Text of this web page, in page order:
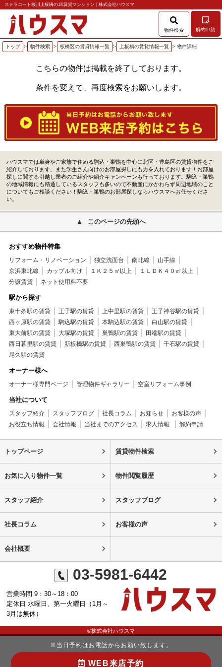
ステラコート桜川上板橋の1K賃貸マンション | 株式会社ハウスマ
物件検索 解約申請
トップ > 物件検索 > 板橋区の賃貸情報一覧 > 上板橋の賃貸情報一覧 > 物件詳細
こちらの物件は掲載を終了しております。
条件を変えて、再度検索をお願いします。
ハウスマでは単身やご家族で住める駒込・巣鴨を中心に北区・豊島区の賃貸物件をご
紹介しております。また学生さん向けのお部屋探しにも力を入れております！お部屋
探しに関する引越し業者のご紹介や紹介キャンペーンも行っております。駒込・巣鴨
の地域情報にも精通しているスタッフも多いので不動産にかかわらず周辺地域のこと
についてもご相談ください！駒込・巣鴨のお部屋探しならハウスマへお任せくださ
い。
このページの先頭へ
おすすめ物件特集
リフォーム・リノベーション 独立洗面台 南北線
山手線
京浜東北線
カップル向け １Ｋ２５㎡以上
１ＬＤＫ４０㎡以上
分譲賃貸
ネット使用料不要
駅から探す
東十条駅の賃貸 王子駅の賃貸 上中里駅の賃貸
王子神谷駅の賃貸
西ヶ原駅の賃貸
駒込駅の賃貸 本駒込駅の賃貸
白山駅の賃貸
東大前駅の賃貸
大塚駅の賃貸 巣鴨駅の賃貸
田端駅の賃貸
西日暮里駅の賃貸
新板橋駅の賃貸 西巣鴨駅の賃貸
千石駅の賃貸
尾久駅の賃貸
オーナー様へ
オーナー様専門ページ 管理物件ギャラリー 空室リフォーム事例
当社について
スタッフ紹介 スタッフブログ 社長コラム お知らせ
お客様の声
お役立ち情報
会社情報 当社までのアクセス 求人情報 解約申請
トップページ 賃貸物件検索
お気に入り物件一覧 物件閲覧履歴
スタッフ紹介 スタッフブログ
社長コラム お客様の声
会社概要
03-5981-6442
営業時間 9：30～18：00
定休日 水曜日、第一火曜日（1月～
3月は無休）
©株式会社ハウスマ
※当日予約はお電話からお願い致します。
WEB来店予約